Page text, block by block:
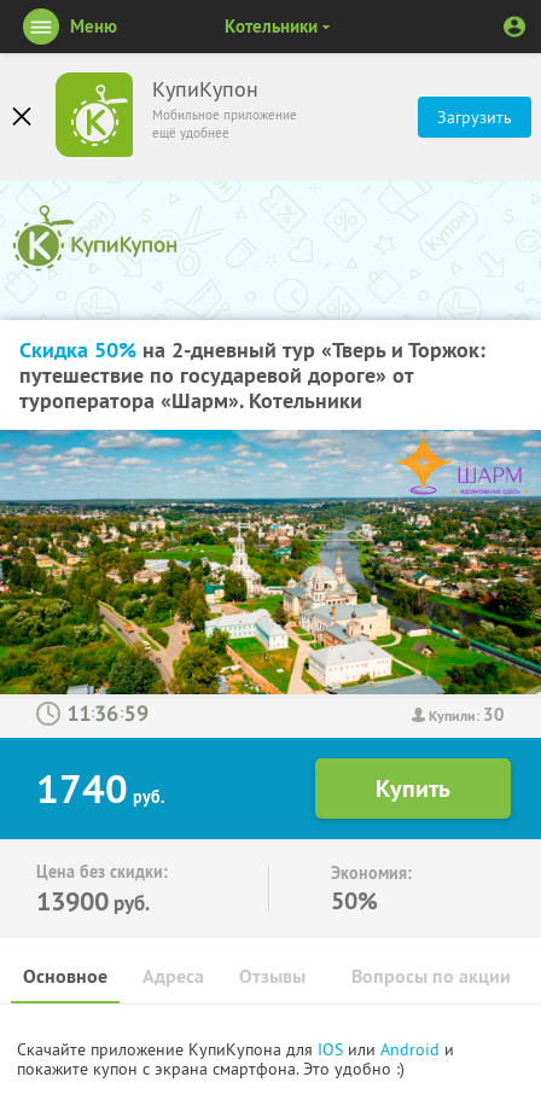
КупиКупон
Мобильное приложение
ещё удобнее
Загрузить
Меню Котельники
Скидка 50% на 2-дневный тур «Тверь и Торжок:
путешествие по государевой дороге» от
туроператора «Шарм». Котельники
Купили: 30
: :
1740 руб.
Цена без скидки:
13900 руб.
Экономия:
50%
Основное Отзывы Вопросы по акции
Адреса
Скачайте приложение КупиКупона для IOS или Android и
покажите купон с экрана смартфона. Это удобно :)